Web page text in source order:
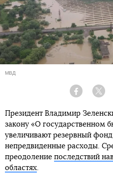
МВД
Facebook
Президент Владимир
закону «О государственном
увеличивают резервный
непредвиденные расходы.
преодоление последствий
областях.